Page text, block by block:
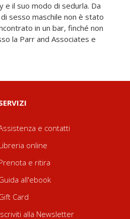
e il suo modo di sedurla. Da
sesso maschile non è stato
in un bar, finché non
la Parr and Associates e
sogni e non mettere più se
la pena combattere, ma
avere rispetto per i propri
e contatti
online
e ritira
all'ebook
Card
alla Newsletter